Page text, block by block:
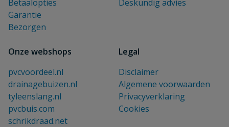
Betaalopties
Garantie
Bezorgen
Deskundig advies
Onze webshops
pvcvoordeel.nl
drainagebuizen.nl
tyleenslang.nl
pvcbuis.com
schrikdraad.net
Legal
Disclaimer
Algemene voorwaarden
Privacyverklaring
Cookies